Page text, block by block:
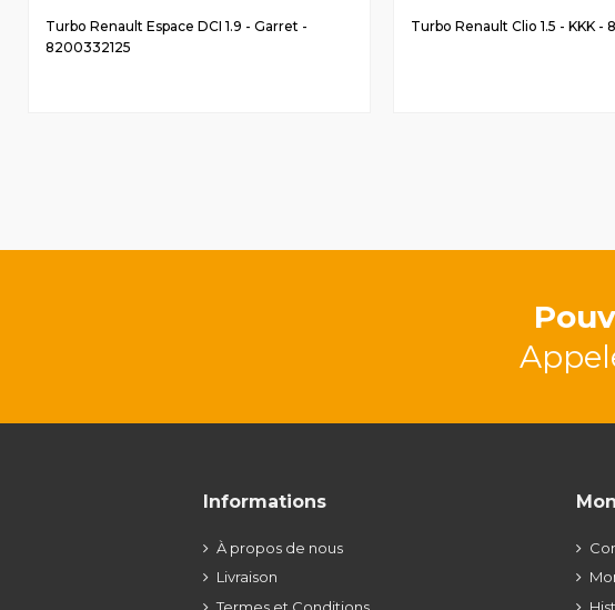
Turbo Renault Espace DCI 1.9 - Garret -
8200332125
Turbo Renault Clio 1.5 - KKK -
Informations
À propos de nous
Livraison